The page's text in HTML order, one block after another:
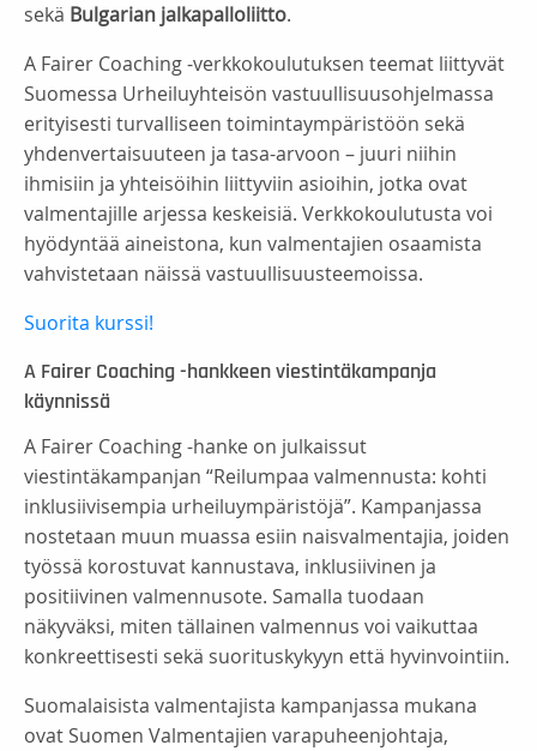
sekä Bulgarian jalkapalloliitto.
A Fairer Coaching -verkkokoulutuksen teemat liittyvät
Suomessa Urheiluyhteisön vastuullisuusohjelmassa
erityisesti turvalliseen toimintaympäristöön sekä
yhdenvertaisuuteen ja tasa-arvoon – juuri niihin
ihmisiin ja yhteisöihin liittyviin asioihin, jotka ovat
valmentajille arjessa keskeisiä. Verkkokoulutusta voi
hyödyntää aineistona, kun valmentajien osaamista
vahvistetaan näissä vastuullisuusteemoissa.
Suorita kurssi!
A Fairer Coaching -hankkeen viestintäkampanja
käynnissä
A Fairer Coaching -hanke on julkaissut
viestintäkampanjan “Reilumpaa valmennusta: kohti
inklusiivisempia urheiluympäristöjä”. Kampanjassa
nostetaan muun muassa esiin naisvalmentajia, joiden
työssä korostuvat kannustava, inklusiivinen ja
positiivinen valmennusote. Samalla tuodaan
näkyväksi, miten tällainen valmennus voi vaikuttaa
konkreettisesti sekä suorituskykyyn että hyvinvointiin.
Suomalaisista valmentajista kampanjassa mukana
ovat Suomen Valmentajien varapuheenjohtaja,